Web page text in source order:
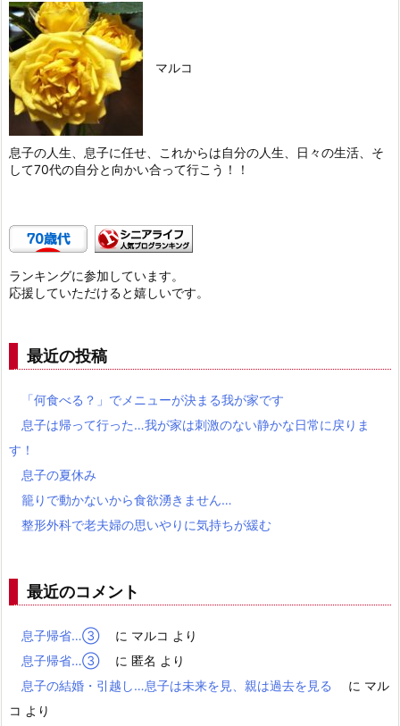
マルコ
息子の人生、息子に任せ、これからは自分の人生、日々の生活、そ
して70代の自分と向かい合って行こう！！
ランキングに参加しています。
応援していただけると嬉しいです。
最近の投稿
「何食べる？」でメニューが決まる我が家です
息子は帰って行った…我が家は刺激のない静かな日常に戻りま
す！
息子の夏休み
籠りで動かないから食欲湧きません…
整形外科で老夫婦の思いやりに気持ちが緩む
最近のコメント
息子帰省…③ に マルコ より
息子帰省…③
に 匿名 より
息子の結婚・引越し…息子は未来を見、親は過去を見る
に マル
コ より